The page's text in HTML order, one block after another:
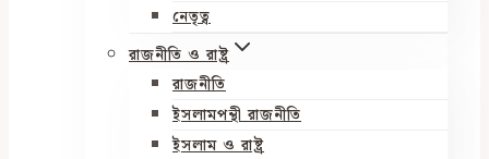
নেতৃত্ব
রাজনীতি ও রাষ্ট্র
রাজনীতি
ইসলামপন্থী রাজনীতি
ইসলাম ও রাষ্ট্র